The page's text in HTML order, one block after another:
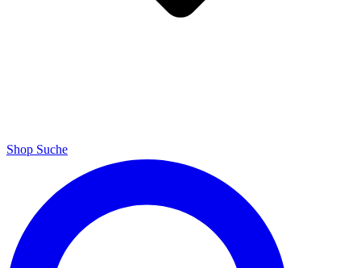
Shop Suche